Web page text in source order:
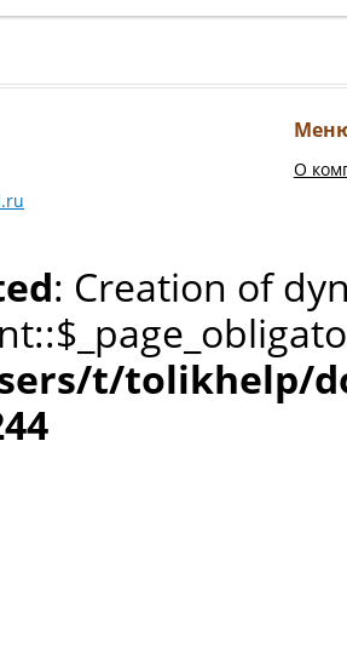
О
: Creation of
t/tolikhelp/